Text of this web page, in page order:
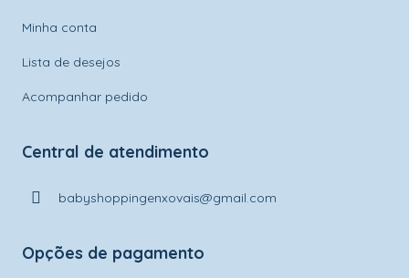
Minha conta
Lista de desejos
Acompanhar pedido
Central de atendimento
babyshoppingenxovais@gmail.com
Opções de pagamento